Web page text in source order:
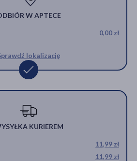
W APTECE
0,00 zł
lokalizację
KURIEREM
11,99 zł
11,99 zł